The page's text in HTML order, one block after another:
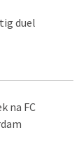
duel
na FC